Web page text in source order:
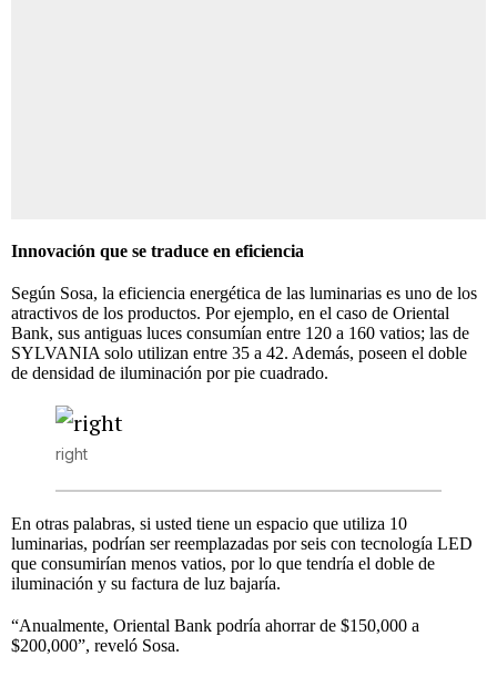
Innovación que se traduce en eficiencia
Según Sosa, la eficiencia energética de las luminarias es uno de los
atractivos de los productos. Por ejemplo, en el caso de Oriental
Bank, sus antiguas luces consumían entre 120 a 160 vatios; las de
SYLVANIA solo utilizan entre 35 a 42. Además, poseen el doble
de densidad de iluminación por pie cuadrado.
right
En otras palabras, si usted tiene un espacio que utiliza 10
luminarias, podrían ser reemplazadas por seis con tecnología LED
que consumirían menos vatios, por lo que tendría el doble de
iluminación y su factura de luz bajaría.
“Anualmente, Oriental Bank podría ahorrar de $150,000 a
$200,000”, reveló Sosa.